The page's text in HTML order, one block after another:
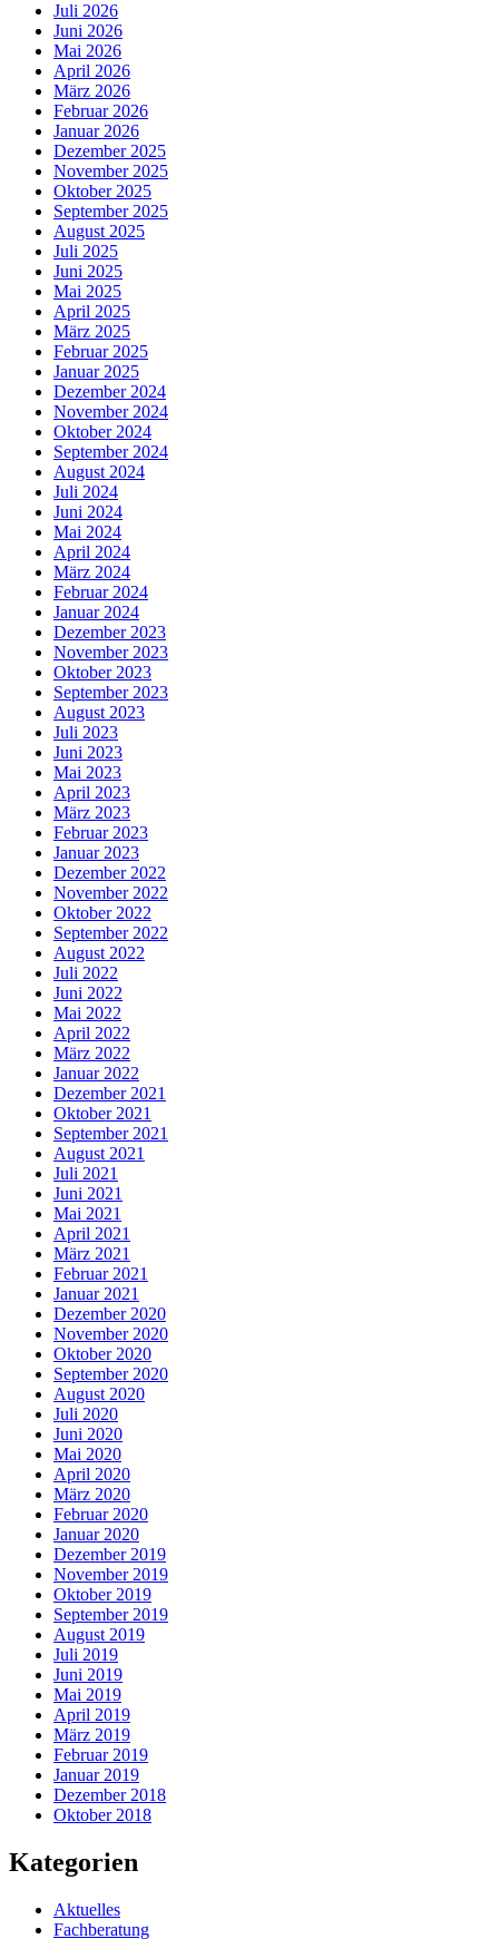
Juli 2026
Juni 2026
Mai 2026
April 2026
März 2026
Februar 2026
Januar 2026
Dezember 2025
November 2025
Oktober 2025
September 2025
August 2025
Juli 2025
Juni 2025
Mai 2025
April 2025
März 2025
Februar 2025
Januar 2025
Dezember 2024
November 2024
Oktober 2024
September 2024
August 2024
Juli 2024
Juni 2024
Mai 2024
April 2024
März 2024
Februar 2024
Januar 2024
Dezember 2023
November 2023
Oktober 2023
September 2023
August 2023
Juli 2023
Juni 2023
Mai 2023
April 2023
März 2023
Februar 2023
Januar 2023
Dezember 2022
November 2022
Oktober 2022
September 2022
August 2022
Juli 2022
Juni 2022
Mai 2022
April 2022
März 2022
Januar 2022
Dezember 2021
Oktober 2021
September 2021
August 2021
Juli 2021
Juni 2021
Mai 2021
April 2021
März 2021
Februar 2021
Januar 2021
Dezember 2020
November 2020
Oktober 2020
September 2020
August 2020
Juli 2020
Juni 2020
Mai 2020
April 2020
März 2020
Februar 2020
Januar 2020
Dezember 2019
November 2019
Oktober 2019
September 2019
August 2019
Juli 2019
Juni 2019
Mai 2019
April 2019
März 2019
Februar 2019
Januar 2019
Dezember 2018
Oktober 2018
Kategorien
Aktuelles
Fachberatung